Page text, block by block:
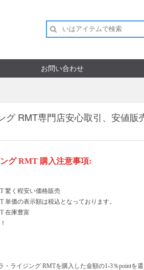
お問い合わせ
グ RMT専門店安心取引、安値
グ RMT 購入注意事項:
驚く程安い価格販売
単価の表示額は税込となっております。
在庫豊富
・ライジング RMTを購入した金額の1-3％pointを還